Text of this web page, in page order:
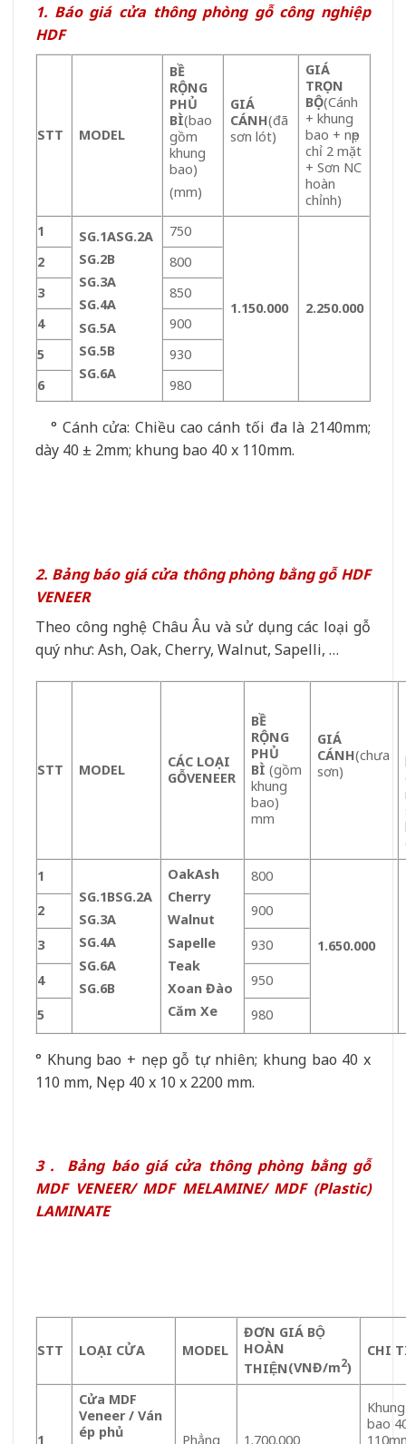
1. Báo giá cửa thông phòng gỗ công nghiệp
HDF
STT MODEL
BỀ
RỘNG
PHỦ
BÌ(bao
gồm
khung
bao)
(mm)
GIÁ
CÁNH(đã
sơn lót)
GIÁ
TRỌN
BỘ(Cánh
+ khung
bao + nẹp
chỉ 2 mặt
+ Sơn NC
hoàn
chỉnh)
1
SG.1ASG.2A
SG.2B
SG.3A
SG.4A
SG.5A
SG.5B
SG.6A
750
1.150.000 2.250.000
2
800
3
850
4
900
5
930
6
980
° Cánh cửa: Chiều cao cánh tối đa là 2140mm;
dày 40 ± 2mm; khung bao 40 x 110mm.
2. Bảng báo giá cửa thông phòng bằng gỗ HDF
VENEER
Theo công nghệ Châu Âu và sử dụng các loại gỗ
quý như: Ash, Oak, Cherry, Walnut, Sapelli, …
STT MODEL
CÁC LOẠI
GỖVENEER
BỀ
RỘNG
PHỦ
BÌ(gồm
khung
bao)
mm
GIÁ
CÁNH(chưa
sơn)
1
SG.1BSG.2A
SG.3A
SG.4A
SG.6A
SG.6B
OakAsh
Cherry
Walnut
Sapelle
Teak
Xoan Đào
Căm Xe
800
1.650.000
2
900
3
930
4
950
5
980
° Khung bao + nẹp gỗ tự nhiên; khung bao 40 x
110 mm, Nẹp 40 x 10 x 2200 mm.
3 . Bảng báo giá cửa thông phòng bằng gỗ
MDF VENEER/ MDF MELAMINE/ MDF (Plastic)
LAMINATE
STT LOẠI CỬA MODEL
ĐƠN GIÁ BỘ
HOÀN
THIỆN(VNĐ/m2)
CHI
1
Cửa MDF
Veneer / Ván
ép phủ
Phẳng 1.700.000
Khung
bao